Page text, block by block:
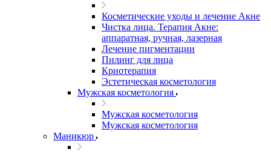
Косметические уходы и лечение Акне
Чистка лица. Терапия Акне:
аппаратная, ручная, лазерная
Лечение пигментации
Пилинг для лица
Криотерапия
Эстетическая косметология
Мужская косметология
Мужская косметология
Мужская косметология
Маникюр